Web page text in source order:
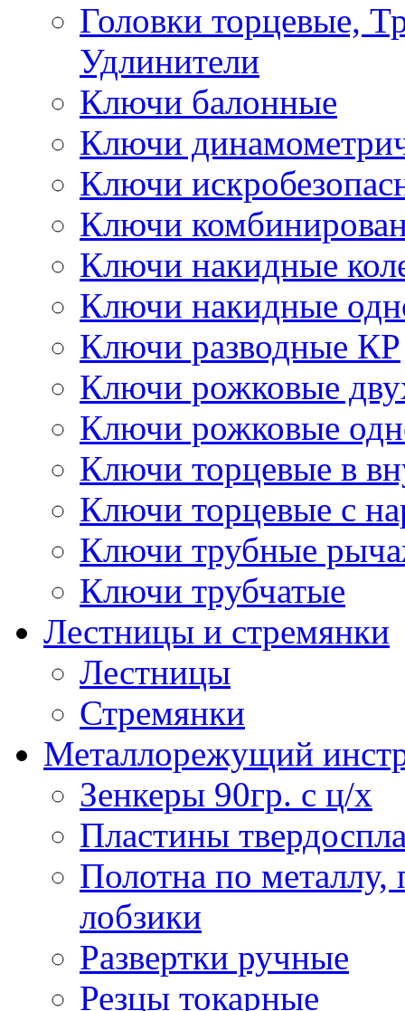
Головки торцевые,
Удлинители
Ключи балонные
Ключи
Ключи
Ключи
Ключи накидные
Ключи накидные
Ключи разводные КР
Ключи рожковые
Ключи рожковые
Ключи торцевые в
Ключи торцевые с
Ключи трубные
Ключи трубчатые
Лестницы и стремянки
Лестницы
Стремянки
Металлорежущий
Зенкеры 90гр. с ц/х
Пластины
Полотна по
лобзики
Развертки ручные
Резцы токарные